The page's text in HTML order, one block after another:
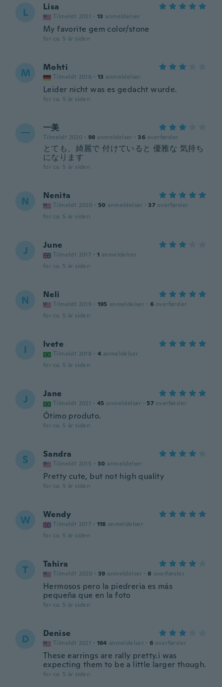
L Lisa
Tilmeldt 2021 · 13 anmeldelser
My favorite gem color/stone
for ca. 5 år siden
M Mohti
Tilmeldt 2016 · 13 anmeldelser
Leider nicht was es gedacht wurde.
for ca. 5 år siden
一 一美
Tilmeldt 2020 · 98 anmeldelser · 36 overførsler
とても、綺麗で 付けていると 優雅な 気持ち
になります
for ca. 5 år siden
N Nenita
Tilmeldt 2020 · 50 anmeldelser · 37 overførsler
for ca. 5 år siden
J June
Tilmeldt 2017 · 1 anmeldelser
for ca. 5 år siden
N Neli
Tilmeldt 2019 · 195 anmeldelser · 6 overførsler
for ca. 5 år siden
I Ivete
Tilmeldt 2018 · 4 anmeldelser
for ca. 5 år siden
J Jane
Tilmeldt 2021 · 45 anmeldelser · 57 overførsler
Ótimo produto.
for ca. 5 år siden
S Sandra
Tilmeldt 2015 · 30 anmeldelser
Pretty cute, but not high quality
for ca. 5 år siden
W Wendy
Tilmeldt 2017 · 118 anmeldelser
for ca. 5 år siden
T Tahira
Tilmeldt 2020 · 39 anmeldelser · 8 overførsler
Hermosos pero la piedreria es más
pequeña que en la foto
for ca. 5 år siden
D Denise
Tilmeldt 2021 · 164 anmeldelser · 6 overførsler
These earrings are rally pretty.i was
expecting them to be a little larger though.
for ca. 5 år siden